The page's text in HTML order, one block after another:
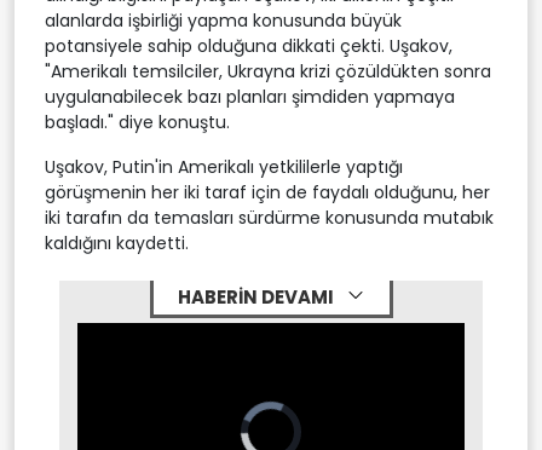
alanlarda işbirliği yapma konusunda büyük
potansiyele sahip olduğuna dikkati çekti. Uşakov,
"Amerikalı temsilciler, Ukrayna krizi çözüldükten sonra
uygulanabilecek bazı planları şimdiden yapmaya
başladı." diye konuştu.
Uşakov, Putin'in Amerikalı yetkililerle yaptığı
görüşmenin her iki taraf için de faydalı olduğunu, her
iki tarafın da temasları sürdürme konusunda mutabık
kaldığını kaydetti.
HABERİN DEVAMI
Video
Player
is